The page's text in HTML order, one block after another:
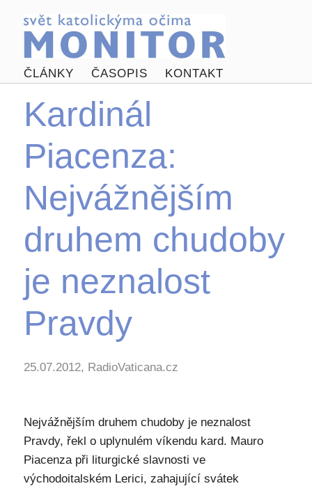
ČLÁNKY ČASOPIS KONTAKT
Kardinál
Piacenza:
Nejvážnějším
druhem chudoby
je neznalost
Pravdy
25.07.2012, RadioVaticana.cz
Nejvážnějším druhem chudoby je neznalost
Pravdy, řekl o uplynulém víkendu kard. Mauro
Piacenza při liturgické slavnosti ve
východoitalském Lerici, zahajující svátek